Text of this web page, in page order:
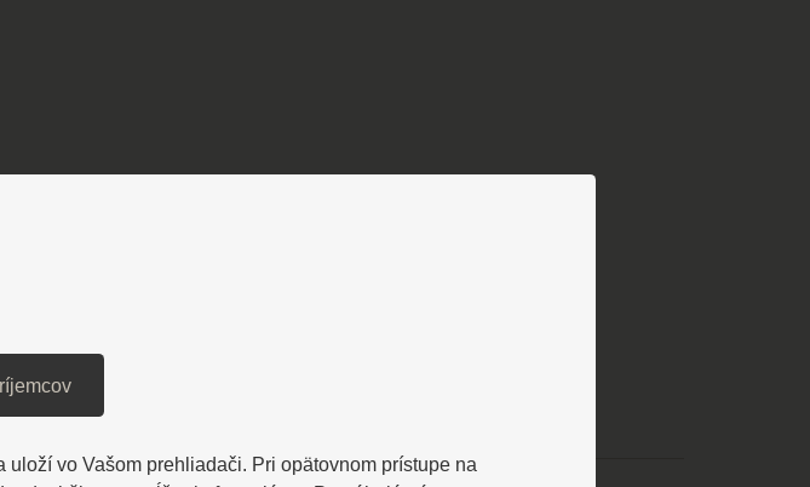
vo Vašom prehliadači. Pri opätovnom prístupe na